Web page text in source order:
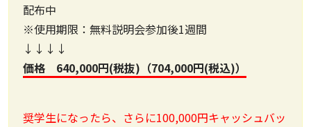
配布中
※使用期限：無料説明会参加後1週間
↓↓↓↓
価格 640,000円(税抜)（704,000円(税込)）
奨学生になったら、さらに100,000円キャッシュバッ